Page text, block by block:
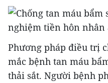
Phương pháp điều trị
mắc bệnh tan máu
thải sắt. Người bệnh